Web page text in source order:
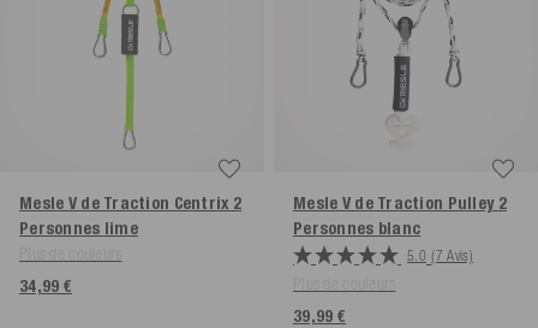
Mesle V de Traction Centrix 2
Personnes lime
34,99 €
Mesle V de Traction Pulley 2
Personnes blanc
5.0 (7 Avis)
39,99 €